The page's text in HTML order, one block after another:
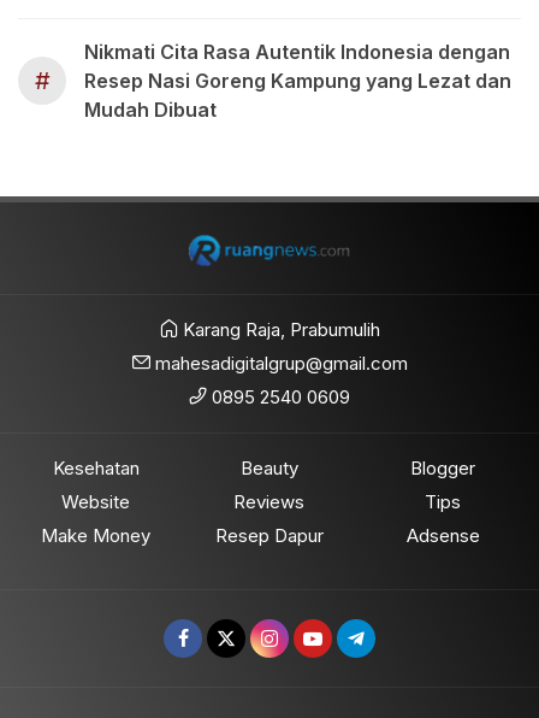
#
Nikmati Cita Rasa Autentik Indonesia dengan
Resep Nasi Goreng Kampung yang Lezat dan
Mudah Dibuat
Karang Raja, Prabumulih
mahesadigitalgrup@gmail.com
0895 2540 0609
Kesehatan
Website
Make Money
Beauty
Reviews
Resep Dapur
Blogger
Tips
Adsense